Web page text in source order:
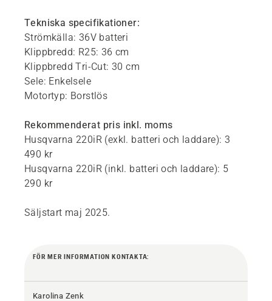
Tekniska specifikationer:
Strömkälla: 36V batteri
Klippbredd: R25: 36 cm
Klippbredd Tri-Cut: 30 cm
Sele: Enkelsele
Motortyp: Borstlös
Rekommenderat pris inkl. moms
Husqvarna 220iR (exkl. batteri och laddare): 3
490 kr
Husqvarna 220iR (inkl. batteri och laddare): 5
290 kr
Säljstart maj 2025.
FÖR MER INFORMATION KONTAKTA:
Karolina Zenk